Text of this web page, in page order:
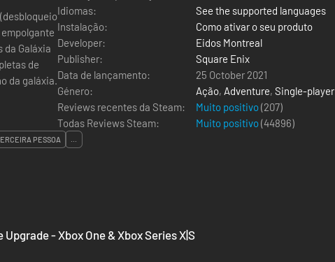
da Galáxia
de
da galáxia.
Idiomas:
See the supported languages
Instalação:
Como ativar o seu produto
Developer:
Eidos Montreal
Publisher:
Square Enix
Data de lançamento:
25 October 2021
Género:
Ação, Adventure, Single-player
Reviews recentes da Steam:
Muito positivo(207)
Todas Reviews Steam:
Muito positivo(44896)
PESSOA ...
- Xbox One & Xbox Series X|S